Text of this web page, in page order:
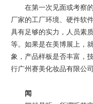
在第一次见面或考察的
厂家的工厂环境、硬件软
具有足够的实力，人员素
等。如果是在美博展上，
象，产品样板是否丰富，
行广州赛美化妆品有限公
闻